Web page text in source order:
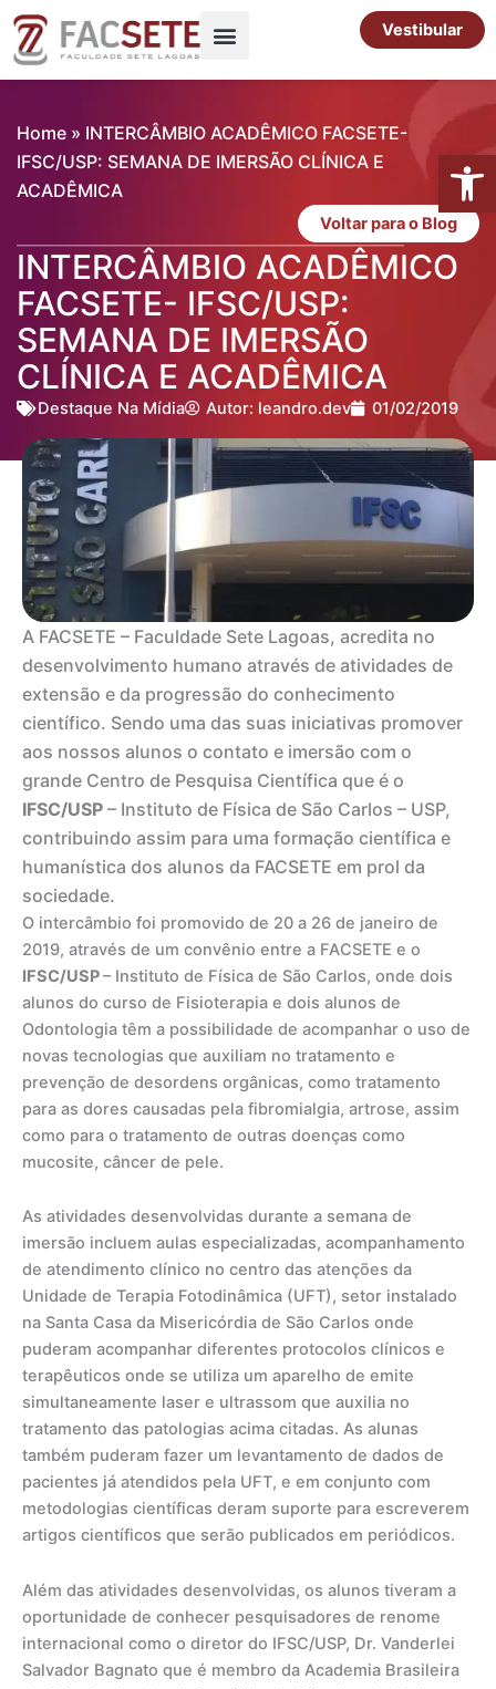
para
Vestibular
Home » INTERCÂMBIO ACADÊMICO FACSETE-
IFSC/USP: SEMANA DE IMERSÃO CLÍNICA E
ACADÊMICA
Voltar para o Blog
INTERCÂMBIO ACADÊMICO
FACSETE- IFSC/USP:
SEMANA DE IMERSÃO
CLÍNICA E ACADÊMICA
Destaque Na Mídia Autor: leandro.dev 01/02/2019
A FACSETE – Faculdade Sete Lagoas, acredita no
desenvolvimento humano através de atividades de
extensão e da progressão do conhecimento
científico. Sendo uma das suas iniciativas promover
aos nossos alunos o contato e imersão com o
grande Centro de Pesquisa Científica que é o
IFSC/USP – Instituto de Física de São Carlos – USP,
contribuindo assim para uma formação científica e
humanística dos alunos da FACSETE em prol da
sociedade.
O intercâmbio foi promovido de 20 a 26 de janeiro de
2019, através de um convênio entre a FACSETE e o
IFSC/USP– Instituto de Física de São Carlos, onde dois
alunos do curso de Fisioterapia e dois alunos de
Odontologia têm a possibilidade de acompanhar o uso de
novas tecnologias que auxiliam no tratamento e
prevenção de desordens orgânicas, como tratamento
para as dores causadas pela fibromialgia, artrose, assim
como para o tratamento de outras doenças como
mucosite, câncer de pele.
As atividades desenvolvidas durante a semana de
imersão incluem aulas especializadas, acompanhamento
de atendimento clínico no centro das atenções da
Unidade de Terapia Fotodinâmica (UFT), setor instalado
na Santa Casa da Misericórdia de São Carlos onde
puderam acompanhar diferentes protocolos clínicos e
terapêuticos onde se utiliza um aparelho de emite
simultaneamente laser e ultrassom que auxilia no
tratamento das patologias acima citadas. As alunas
também puderam fazer um levantamento de dados de
pacientes já atendidos pela UFT, e em conjunto com
metodologias científicas deram suporte para escreverem
artigos científicos que serão publicados em periódicos.
Além das atividades desenvolvidas, os alunos tiveram a
oportunidade de conhecer pesquisadores de renome
internacional como o diretor do IFSC/USP, Dr. Vanderlei
Salvador Bagnato que é membro da Academia Brasileira
Abrir